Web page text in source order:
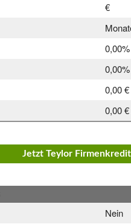
€
0,00%
0,00%
0,00 €
0,00 €
Jetzt Teylor
Nein